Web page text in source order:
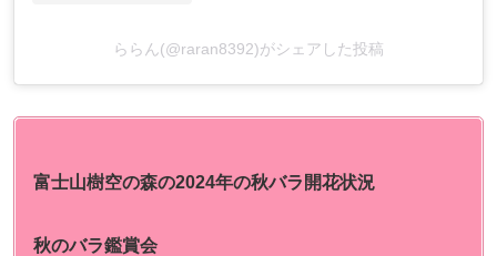
ららん(@raran8392)がシェアした投稿
富士山樹空の森の2024年の秋バラ開花状況
秋のバラ鑑賞会